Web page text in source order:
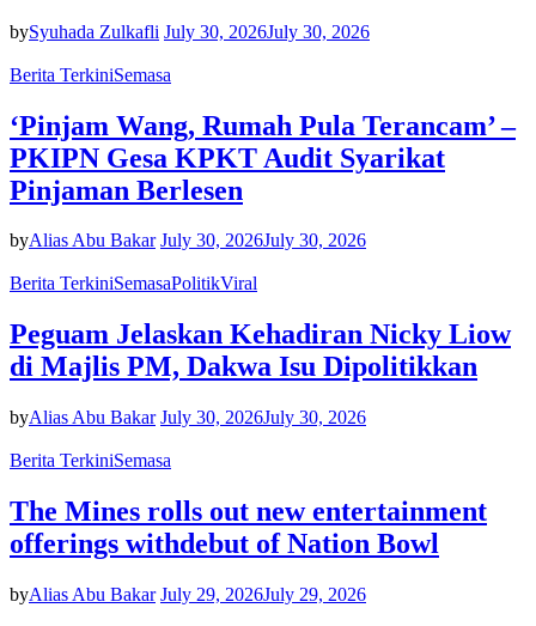
bySyuhada Zulkafli July 30, 2026July 30, 2026
Berita TerkiniSemasa
‘Pinjam Wang, Rumah Pula Terancam’ –
PKIPN Gesa KPKT Audit Syarikat
Pinjaman Berlesen
byAlias Abu Bakar July 30, 2026July 30, 2026
Berita TerkiniSemasaPolitikViral
Peguam Jelaskan Kehadiran Nicky Liow
di Majlis PM, Dakwa Isu Dipolitikkan
byAlias Abu Bakar July 30, 2026July 30, 2026
Berita TerkiniSemasa
The Mines rolls out new entertainment
offerings withdebut of Nation Bowl
byAlias Abu Bakar July 29, 2026July 29, 2026